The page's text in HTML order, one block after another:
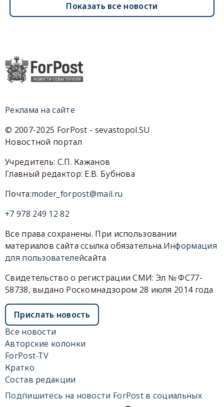
Показать все новости
Реклама на сайте
© 2007-2025 ForPost - sevastopol.SU
Новостной портал
Учредитель: С.П. Кажанов
Главный редактор: Е.В. Бубнова
Почта:moder_forpost@mail.ru
+7 978 249 12 82
Все права сохранены. При использовании
материалов сайта ссылка обязательна.Информация
для пользователейсайта
Свидетельство о регистрации СМИ: Эл № ФС77-
58738, выдано Роскомнадзором 28 июля 2014 года
Прислать новость
Все новости
Авторские колонки
ForPost-TV
Кратко
Состав редакции
Подпишитесь на новости ForPost в социальных